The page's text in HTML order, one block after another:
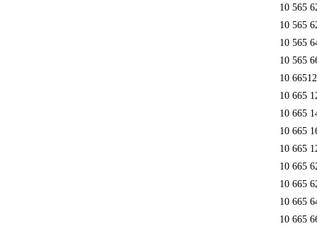
10 565
10 565
10 565
10 565
10
10 665
10 665
10 665
10 665
10 665
10 665
10 665
10 665